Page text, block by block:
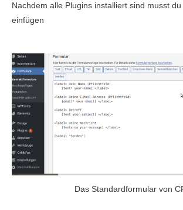
Nachdem alle Plugins installiert sind musst
einfügen
Das Standardformular von